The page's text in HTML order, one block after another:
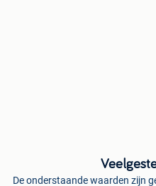
De onderstaande waarden zijn